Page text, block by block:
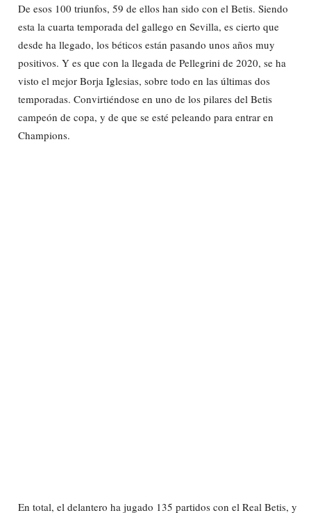
De esos 100 triunfos, 59 de ellos han sido con el Betis. Siendo
esta la cuarta temporada del gallego en Sevilla, es cierto que
desde ha llegado, los béticos están pasando unos años muy
positivos. Y es que con la llegada de Pellegrini de 2020, se ha
visto el mejor Borja Iglesias, sobre todo en las últimas dos
temporadas. Convirtiéndose en uno de los pilares del Betis
campeón de copa, y de que se esté peleando para entrar en
Champions.
En total, el delantero ha jugado 135 partidos con el Real Betis, y